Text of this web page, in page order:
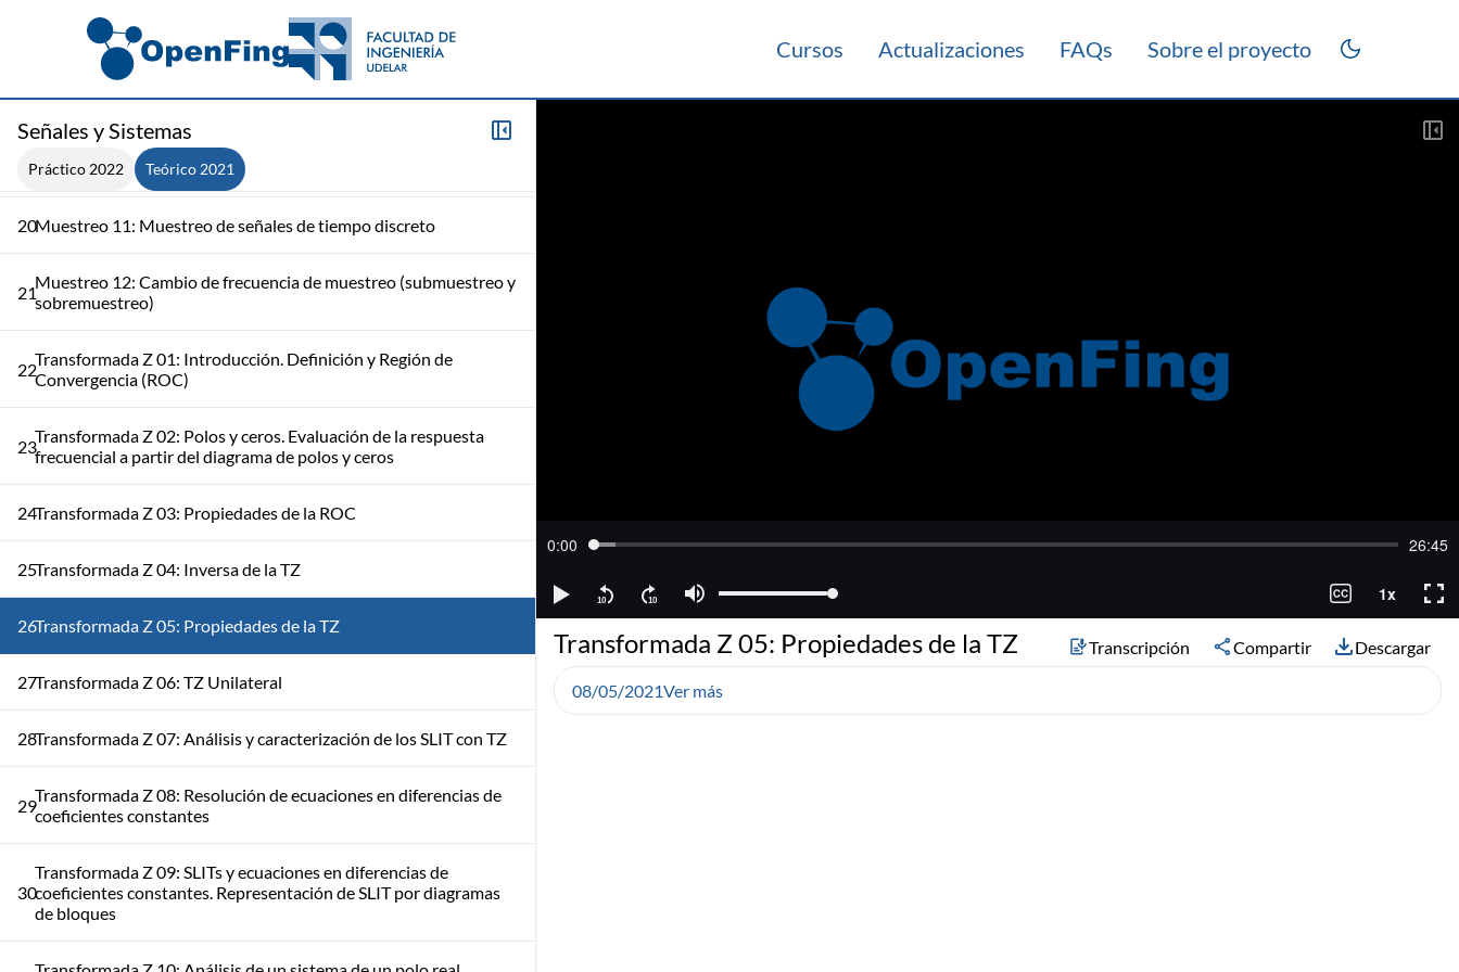
Cursos Actualizaciones FAQs Sobre el proyecto
Señales y Sistemas
Práctico 2022 Teórico 2021
Muestreo 08: Muestreo real
Muestreo 09: Procesamiento digital de señales de tiempo
Muestreo 10: Ejemplos de procesamiento digital de señales de
tiempo continuo (derivador, retardo de media muestra)
20Muestreo 11: Muestreo de señales de tiempo discreto
21Muestreo 12: Cambio de frecuencia de muestreo (submuestreo y
sobremuestreo)
22Transformada Z 01: Introducción. Definición y Región de
Convergencia (ROC)
23Transformada Z 02: Polos y ceros. Evaluación de la respuesta
frecuencial a partir del diagrama de polos y ceros
24Transformada Z 03: Propiedades de la ROC
25Transformada Z 04: Inversa de la TZ
26Transformada Z 05: Propiedades de la TZ
27Transformada Z 06: TZ Unilateral
28Transformada Z 07: Análisis y caracterización de los SLIT con TZ
29Transformada Z 08: Resolución de ecuaciones en diferencias de
coeficientes constantes
30
Transformada Z 09: SLITs y ecuaciones en diferencias de
coeficientes constantes. Representación de SLIT por diagramas
de bloques
Transformada Z 05: Propiedades de la TZ Transcripción Compartir Descargar
08/05/2021Ver más